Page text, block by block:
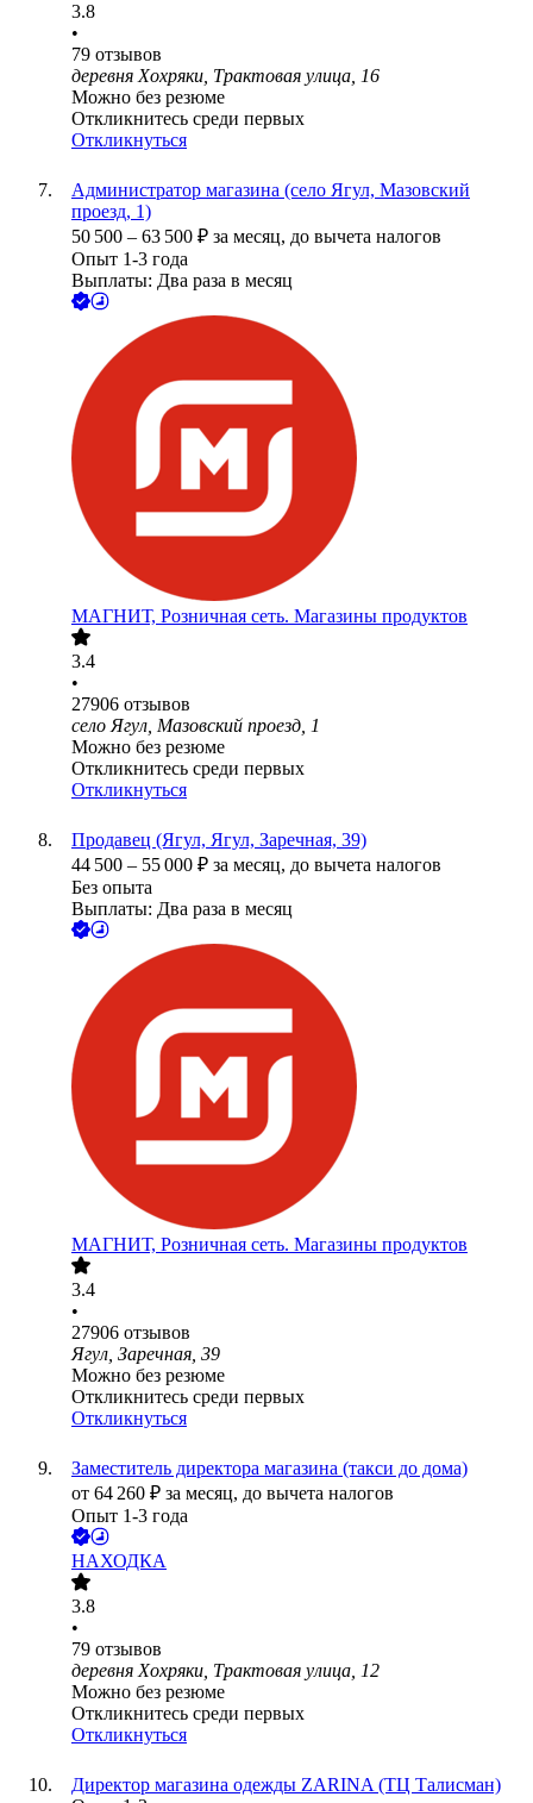
3.8
•
79 отзывов
деревня Хохряки, Трактовая улица, 16
Можно без резюме
Откликнитесь среди первых
Откликнуться
Администратор магазина (село Ягул, Мазовский
проезд, 1)
50 500 – 63 500 ₽ за месяц, до вычета налогов
Опыт 1-3 года
Выплаты: Два раза в месяц
МАГНИТ, Розничная сеть. Магазины продуктов
3.4
•
27906 отзывов
село Ягул, Мазовский проезд, 1
Можно без резюме
Откликнитесь среди первых
Откликнуться
Продавец (Ягул, Ягул, Заречная, 39)
44 500 – 55 000 ₽ за месяц, до вычета налогов
Без опыта
Выплаты: Два раза в месяц
МАГНИТ, Розничная сеть. Магазины продуктов
3.4
•
27906 отзывов
Ягул, Заречная, 39
Можно без резюме
Откликнитесь среди первых
Откликнуться
Заместитель директора магазина (такси до дома)
от 64 260 ₽ за месяц, до вычета налогов
Опыт 1-3 года
НАХОДКА
3.8
•
79 отзывов
деревня Хохряки, Трактовая улица, 12
Можно без резюме
Откликнитесь среди первых
Откликнуться
Директор магазина одежды ZARINA (ТЦ Талисман)